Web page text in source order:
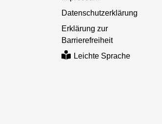
Datenschutzerklärung
Erklärung zur
Barrierefreiheit
Leichte Sprache